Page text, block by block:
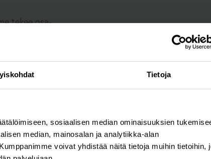
Tietoja
sosiaalisen median ominaisuuksien
median, mainosalan ja analytiikka-alan
voivat yhdistää näitä tietoja muihin tietoihin,
tekee osa-